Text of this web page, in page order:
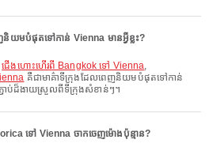
និយមបំផុតទៅកាន់ Vienna មានអ្វីខ្លះ?
ជើងហោះហើរពី Bangkok ទៅ Vienna,
គឺជាមាគ៌ាទីក្រុងដែលពេញនិយមបំផុតទៅកាន់
ភ្ជាប់ដ៏ងាយស្រួលពីទីក្រុងសំខាន់ៗ។
ទៅ Vienna ចាកចេញម៉ោងប៉ុន្មាន?